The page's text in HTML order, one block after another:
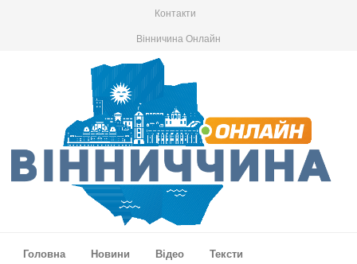
Контакти
Вінничина Онлайн
Головна
Новини Відео Тексти